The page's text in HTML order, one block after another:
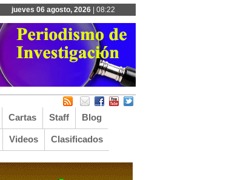
jueves 06 agosto, 2026| 08:22
Cartas Staff Blog
Videos Clasificados